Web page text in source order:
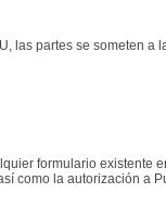
las partes se someten a
formulario existente
como la autorización a